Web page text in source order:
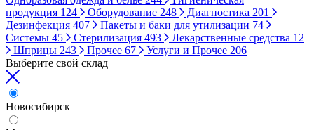
продукция 124 Оборудование 248 Диагностика 201
Дезинфекция 407 Пакеты и баки для утилизации 74
Системы 45 Стерилизация 493 Лекарственные средства 12
Шприцы 243 Прочее 67 Услуги и Прочее 206
Выберите свой склад
Новосибирск